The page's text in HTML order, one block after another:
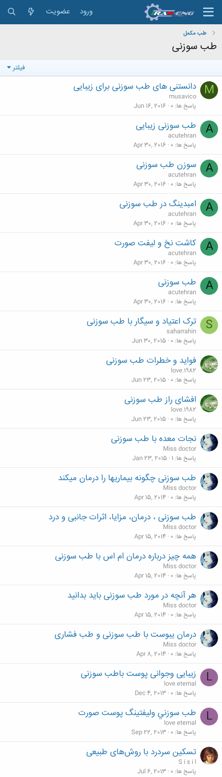
ورود عضویت
طب مکمل
طب سوزنی
فیلتر
M دانستنی های طب سوزنی برای زیبایی
musavico
پاسخ ها 0
Jun 16, 2016
A طب سوزنی زیبایی
acutehran
پاسخ ها 0
Apr 30, 2016
A سوزن طب سوزنی
acutehran
پاسخ ها 0
Apr 30, 2016
A امبدینگ در طب سوزنی
acutehran
پاسخ ها 0
Apr 30, 2016
A کاشت نخ و لیفت صورت
acutehran
پاسخ ها 0
Apr 30, 2016
A طب سوزنی
acutehran
پاسخ ها 0
Apr 30, 2016
S ترک اعتیاد و سیگار با طب سوزنی
saharrahin
پاسخ ها 0
Jun 30, 2015
فواید و خطرات طب سوزنی
love.1982
پاسخ ها 0
Jun 23, 2015
افشای راز طب سوزنی
love.1982
پاسخ ها 0
Jun 23, 2015
نجات معده با طب سوزنی
Miss doctor
پاسخ ها 1
Jan 23, 2015
طب سوزنی چگونه بیماریها را درمان میکند
Miss doctor
پاسخ ها 0
Apr 15, 2014
طب سوزنی ، درمان، مزایا، اثرات جانبی و درد
Miss doctor
پاسخ ها 0
Apr 15, 2014
همه چیز درباره درمان ام اس با طب سوزنی
Miss doctor
پاسخ ها 0
Apr 15, 2014
هر آنچه در مورد طب سوزنی باید بدانید
Miss doctor
پاسخ ها 0
Apr 15, 2014
درمان یبوست با طب سوزنی و طب فشاری
Miss doctor
پاسخ ها 0
Apr 8, 2014
L زیبایی وجوانی پوست باطب سوزنی
love eternal
پاسخ ها 0
Dec 4, 2013
L طب سوزني وليفتينگ پوست صورت
love eternal
پاسخ ها 0
Sep 22, 2013
تسکین سردرد با روش‌های طبیعی
S i s i l
پاسخ ها 0
Jul 6, 2013